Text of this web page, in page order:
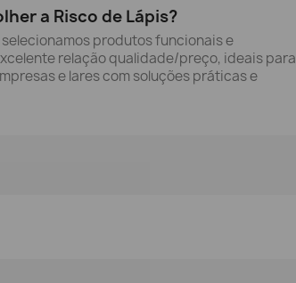
a Risco de Lápis?
selecionamos produtos funcionais e
relação qualidade/preço, ideais para
e lares com soluções práticas e